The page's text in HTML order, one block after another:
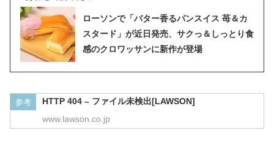
ローソンで「バター香るパンスイス 苺＆カ
スタード」が近日発売、サクっ＆しっとり食
感のクロワッサンに新作が登場
参考 HTTP 404 – ファイル未検出[LAWSON]
www.lawson.co.jp